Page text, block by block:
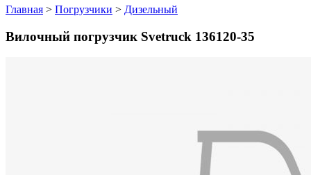
Главная > Погрузчики > Дизельный
Вилочный погрузчик Svetruck 136120-35